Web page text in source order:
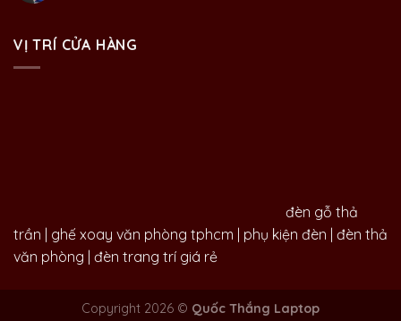
VỊ TRÍ CỬA HÀNG
đèn gỗ thả
trần | ghế xoay văn phòng tphcm | phụ kiện đèn | đèn thả
văn phòng | đèn trang trí giá rẻ
Copyright 2026 © Quốc Thắng Laptop